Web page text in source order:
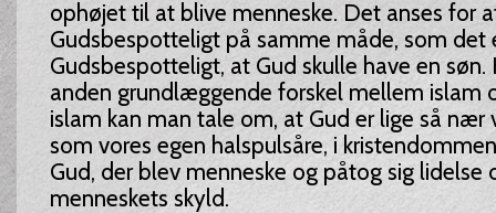
ophøjet til at blive menneske. Det anses for
Gudsbespotteligt på samme måde, som det
Gudsbespotteligt, at Gud skulle have en søn.
anden grundlæggende forskel mellem islam
islam kan man tale om, at Gud er lige så nær
som vores egen halspulsåre, i
Gud, der blev menneske og påtog sig lidelse
menneskets skyld.